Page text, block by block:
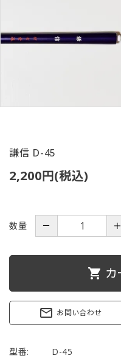
ご利用ガイド
特定商取引法について
謙信 D-45
2,200円(税込)
数量 － ＋
shopping_cart カ
mail_outline お問い合わせ
型番: D-45